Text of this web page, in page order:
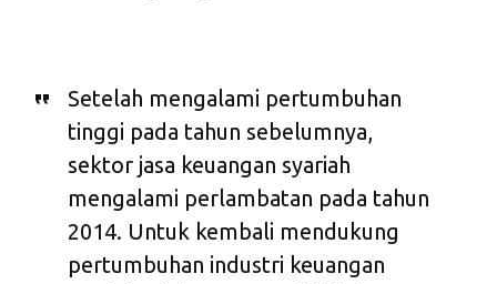
Setelah mengalami pertumbuhan
tinggi pada tahun sebelumnya,
sektor jasa keuangan syariah
mengalami perlambatan pada tahun
2014. Untuk kembali mendukung
pertumbuhan industri keuangan